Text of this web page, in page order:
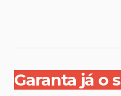
Garanta já o